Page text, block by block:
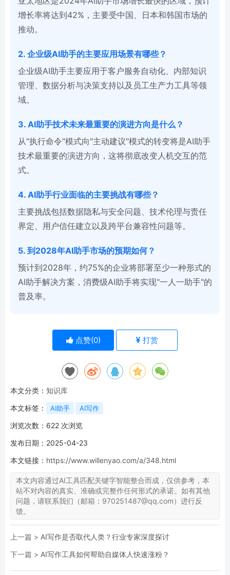
增长率将达到42%，主要受中国、日本和韩国市场的
推动。
2. 企业级AI助手的主要应用场景有哪些？
企业级AI助手主要应用于客户服务自动化、内部知识
管理、数据分析与决策支持以及员工生产力工具等领
域。
3. AI助手技术未来最重要的演进方向是什么？
从"执行命令"模式向"主动建议"模式的转变将是AI助手
技术最重要的演进方向，这将彻底改变人机交互的范
式。
4. AI助手行业面临的主要挑战有哪些？
主要挑战包括数据隐私与安全问题、技术伦理与责任
界定、用户信任建立以及跨平台兼容性问题等。
5. 到2028年AI助手市场的预期如何？
预计到2028年，约75%的企业将部署至少一种形式的
AI助手解决方案，消费级AI助手将实现"一人一助手"的
普及率。
点赞(0) 打赏
本文分类： 知识库
本文标签：
AI助手 AI写作
浏览次数： 622 次浏览
发布日期：2025-04-23
本文链接： https://www.willenyao.com/a/348.html
本文内容通过AI工具匹配关键字智能整合而成，仅供参考，本
站不对内容的真实、准确或完整作任何形式的承诺。如有其他
问题，请联系我们（邮箱：970251487@qq.com）进行反
馈。
上一篇 > AI写作是否取代人类？行业专家深度探讨
下一篇 > AI写作工具如何帮助自媒体人快速涨粉？